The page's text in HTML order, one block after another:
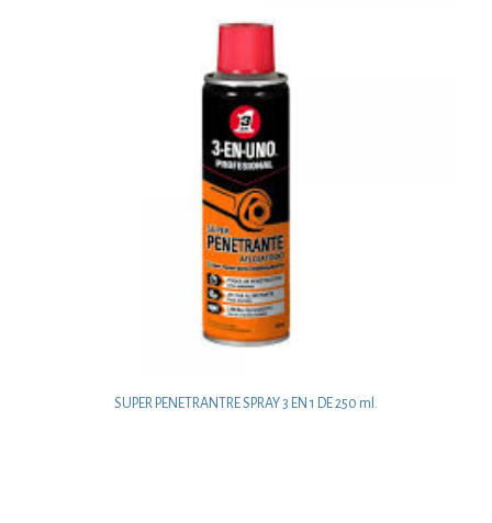
SUPER PENETRANTRE SPRAY 3 EN 1 DE 250 ml.